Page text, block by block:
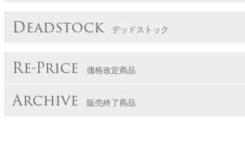
Deadstock デッドストック
Re-Price 価格改定商品
Archive 販売終了商品